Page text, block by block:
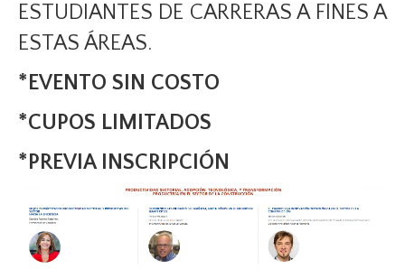
ESTUDIANTES DE CARRERAS A FINES A
ESTAS ÁREAS.
*EVENTO SIN COSTO
*CUPOS LIMITADOS
*PREVIA INSCRIPCIÓN